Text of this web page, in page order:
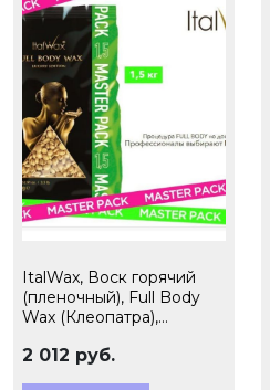
ItalWax, Воск горячий
(пленочный), Full Body
Wax (Клеопатра),
2 012 руб.